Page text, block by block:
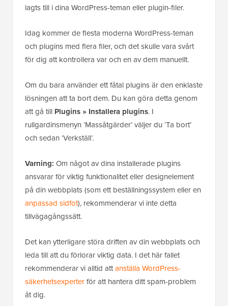
lagts till i dina WordPress-teman eller plugin-filer.
Idag kommer de flesta moderna WordPress-teman
och plugins med flera filer, och det skulle vara svårt
för dig att kontrollera var och en av dem manuellt.
Om du bara använder ett fåtal plugins är den enklaste
lösningen att ta bort dem. Du kan göra detta genom
att gå till Plugins » Installera plugins. I
rullgardinsmenyn ‘Massåtgärder’ väljer du ‘Ta bort’
och sedan ‘Verkställ’.
Varning: Om något av dina installerade plugins
ansvarar för viktig funktionalitet eller designelement
på din webbplats (som ett beställningssystem eller en
anpassad sidfot), rekommenderar vi inte detta
tillvägagångssätt.
Det kan ytterligare störa driften av din webbplats och
leda till att du förlorar viktig data. I det här fallet
rekommenderar vi alltid attanställa WordPress-
säkerhetsexperterför att hantera ditt spam-problem
åt dig.